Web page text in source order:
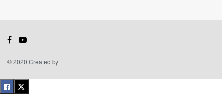
© 2020 Created by